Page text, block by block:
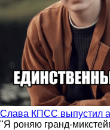
Слава КПСС выпустил
"Я роняю гранд-